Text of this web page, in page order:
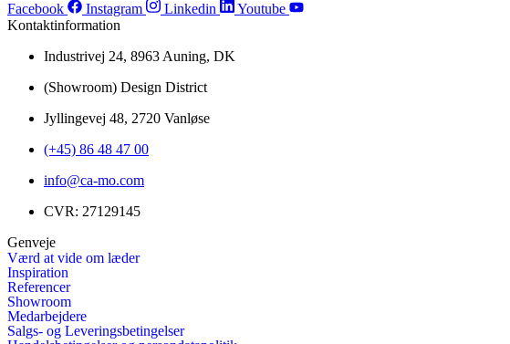
Facebook Instagram Linkedin
Youtube
Kontaktinformation
Industrivej 24, 8963 Auning, DK
(Showroom) Design District
Jyllingevej 48, 2720 Vanløse
(+45) 86 48 47 00
info@ca-mo.com
CVR: 27129145
Genveje
Værd at vide om læder
Inspiration
Referencer
Showroom
Medarbejdere
Salgs- og Leveringsbetingelser